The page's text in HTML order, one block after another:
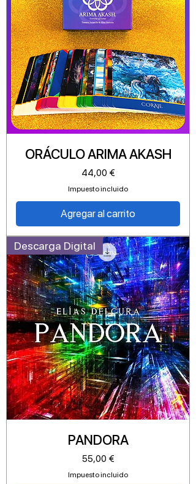
ORÁCULO ARIMA AKASH
Precio
44,00 €
Impuesto incluido
Agregar al carrito
Descarga Digital
PANDORA
Precio
55,00 €
Impuesto incluido